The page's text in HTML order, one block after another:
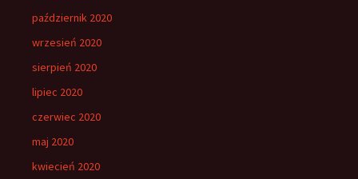
październik 2020
wrzesień 2020
sierpień 2020
lipiec 2020
czerwiec 2020
maj 2020
kwiecień 2020